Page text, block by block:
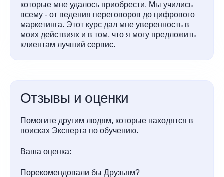
которые мне удалось приобрести. Мы учились
всему - от ведения переговоров до цифрового
маркетинга. Этот курс дал мне уверенность в
моих действиях и в том, что я могу предложить
клиентам лучший сервис.
Отзывы и оценки
Помогите другим людям, которые находятся в
поисках Эксперта по обучению.
Ваша оценка:
Порекомендовали бы Друзьям?